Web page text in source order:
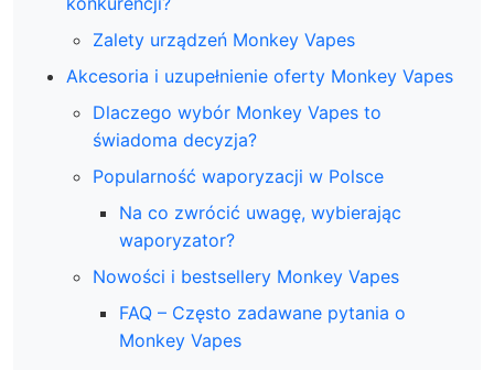
Zalety urządzeń Monkey Vapes
Akcesoria i uzupełnienie oferty Monkey Vapes
Dlaczego wybór Monkey Vapes to
świadoma decyzja?
Popularność waporyzacji w Polsce
Na co zwrócić uwagę, wybierając
waporyzator?
Nowości i bestsellery Monkey Vapes
FAQ – Często zadawane pytania o
Monkey Vapes